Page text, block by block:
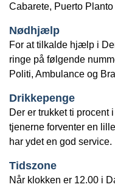
Cabarete, Puerto
Nødhjælp
For at tilkalde hjælp i
ringe på følgende
Politi, Ambulance og
Drikkepenge
Der er trukket ti procent
tjenerne forventer en
har ydet en god service.
Tidszone
Når klokken er 12.00 i